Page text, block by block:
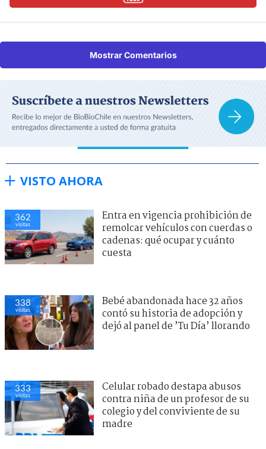
Mostrar Comentarios
VISTO AHORA
362
visitas
Entra en vigencia prohibición de
remolcar vehículos con cuerdas o
cadenas: qué ocupar y cuánto
cuesta
338
visitas
Bebé abandonada hace 32 años
contó su historia de adopción y
dejó al panel de ’Tu Día’ llorando
333
visitas
Celular robado destapa abusos
contra niña de un profesor de su
colegio y del conviviente de su
madre